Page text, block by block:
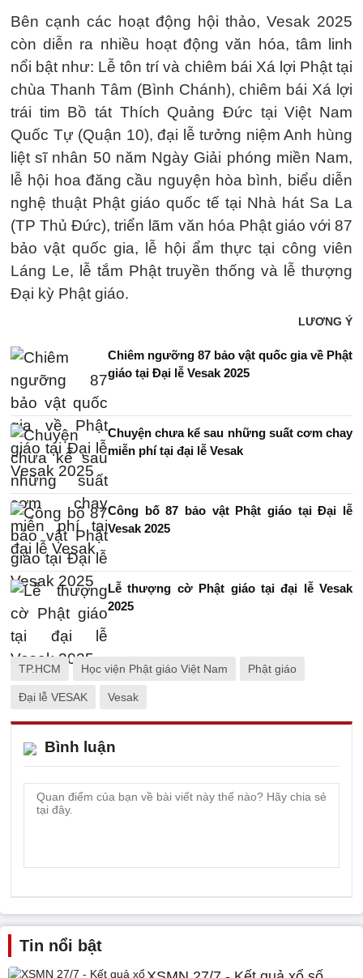
Bên cạnh các hoạt động hội thảo, Vesak 2025
còn diễn ra nhiều hoạt động văn hóa, tâm linh
nổi bật như: Lễ tôn trí và chiêm bái Xá lợi Phật tại
chùa Thanh Tâm (Bình Chánh), chiêm bái Xá lợi
trái tim Bồ tát Thích Quảng Đức tại Việt Nam
Quốc Tự (Quận 10), đại lễ tưởng niệm Anh hùng
liệt sĩ nhân 50 năm Ngày Giải phóng miền Nam,
lễ hội hoa đăng cầu nguyện hòa bình, biểu diễn
nghệ thuật Phật giáo quốc tế tại Nhà hát Sa La
(TP Thủ Đức), triển lãm văn hóa Phật giáo với 87
bảo vật quốc gia, lễ hội ẩm thực tại công viên
Láng Le, lễ tắm Phật truyền thống và lễ thượng
Đại kỳ Phật giáo.
LƯƠNG Ý
Chiêm ngưỡng 87 bảo vật quốc gia về Phật
giáo tại Đại lễ Vesak 2025
Chuyện chưa kể sau những suất cơm chay
miễn phí tại đại lễ Vesak
Công bố 87 bảo vật Phật giáo tại Đại lễ
Vesak 2025
Lễ thượng cờ Phật giáo tại đại lễ Vesak
2025
TP.HCM Học viện Phật giáo Việt Nam Phật giáo
Đại lễ VESAK Vesak
Bình luận
Tin nổi bật